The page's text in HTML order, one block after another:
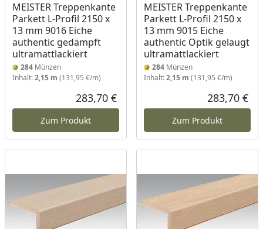
MEISTER Treppenkante
Parkett L-Profil 2150 x
13 mm 9016 Eiche
authentic gedämpft
ultramattlackiert
284 Münzen
Inhalt:2,15 m (131,95 €/m)
Aktueller Preis
283,70 €
Zum Produkt
MEISTER Treppenkante
Parkett L-Profil 2150 x
13 mm 9015 Eiche
authentic Optik gelaugt
ultramattlackiert
284Münzen
Inhalt:2,15 m (131,95 €/m)
283,70 €
Zum Produkt